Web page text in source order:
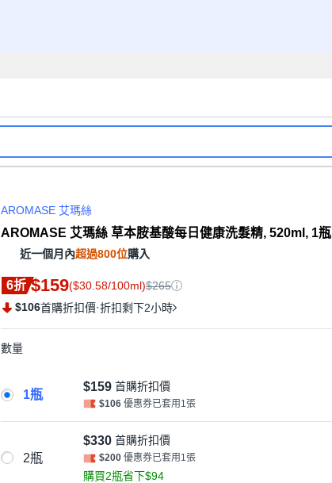
AROMASE 艾瑪絲
AROMASE 艾瑪絲 草本胺基酸每日健康洗髮精, 520ml, 1瓶
近一個月內超過800位購入
6折 $159($30.58/100ml)$265
$106首購折扣價·折扣剩下2小時
數量
1瓶
$159 首購折扣價
$106 優惠券已套用1張
2瓶
$330 首購折扣價
$200 優惠券已套用1張
購買2瓶省下$94